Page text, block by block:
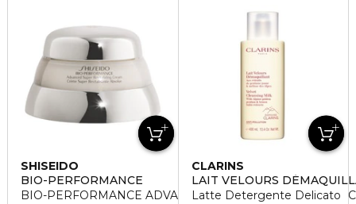
SHISEIDO
BIO-PERFORMANCE
BIO-PERFORMANCE ADVANCED SUPER REVITALIZING
CLARINS
LAIT VELOURS
Latte Detergente Delicato